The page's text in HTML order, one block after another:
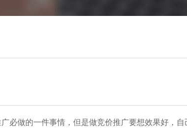
做的一件事情，但是做竞价推广要想效果好，自